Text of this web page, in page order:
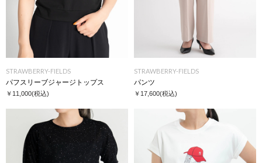
STRAWBERRY-FIELDS
パフスリーブジャージトップス
￥11,000(税込)
STRAWBERRY-FIELDS
パンツ
￥17,600(税込)